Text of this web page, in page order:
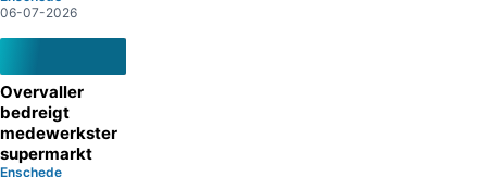
06-07-2026
Overvaller
bedreigt
medewerkster
supermarkt
Enschede